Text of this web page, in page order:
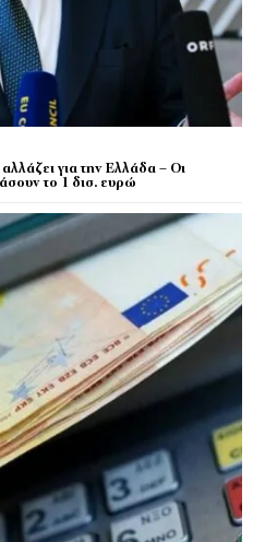
για την Ελλάδα – Οι
το 1 δισ. ευρώ